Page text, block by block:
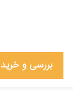
بررسی و خرید